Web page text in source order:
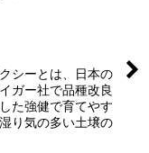
シーとは、日本の
ガー社で品種改良
た強健で育てやす
り気の多い土壌の